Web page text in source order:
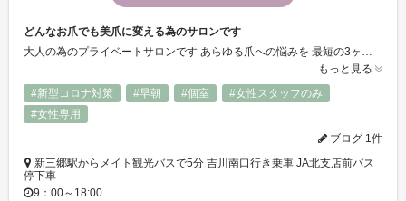
どんなお爪でも美爪に変える為のサロンです
大人の為のプライベートサロンです あらゆる爪への悩みを 最短の3ヶ月で変える！ 最強のネイルケアを提供いたします。 自信を持って手をだせる美爪がホームケアとサロンケアで手に入りられます。 今まで諦めていた爪の形や荒れた指先を変える ケア専門店 本気で変えたいそんなあなたに寄り添うサロンです。
もっと見る
#新型コロナ対策
#早朝 #個室
#女性スタッフのみ
#女性専用
ブログ 1件
新三郷駅からメイト観光バスで5分 吉川南口行き乗車 JA北支店前バス
停下車
9：00～18:00